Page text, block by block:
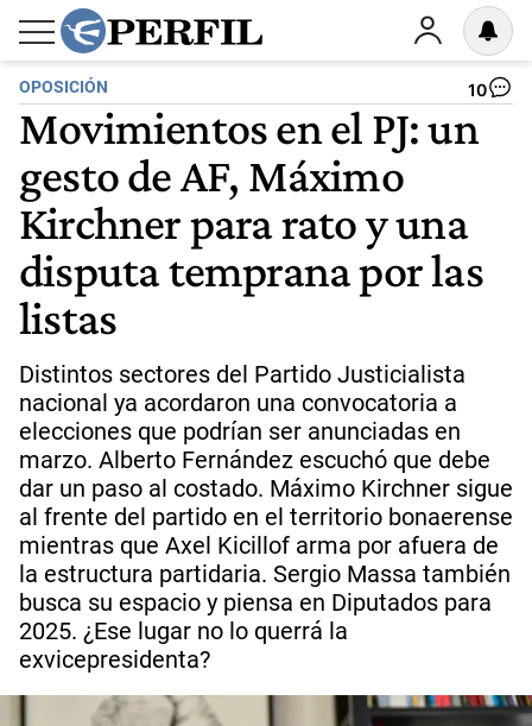
OPOSICIÓN 10
Movimientos en el PJ: un
gesto de AF, Máximo
Kirchner para rato y una
disputa temprana por las
listas
Distintos sectores del Partido Justicialista
nacional ya acordaron una convocatoria a
elecciones que podrían ser anunciadas en
marzo. Alberto Fernández escuchó que debe
dar un paso al costado. Máximo Kirchner sigue
al frente del partido en el territorio bonaerense
mientras que Axel Kicillof arma por afuera de
la estructura partidaria. Sergio Massa también
busca su espacio y piensa en Diputados para
2025. ¿Ese lugar no lo querrá la
exvicepresidenta?